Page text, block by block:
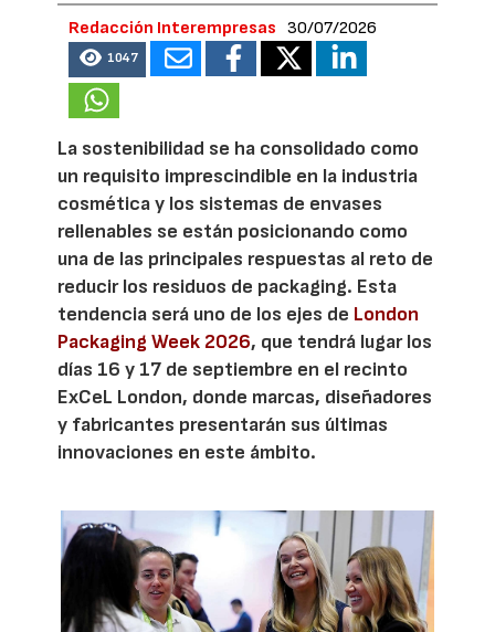
Redacción Interempresas 30/07/2026
1047
La sostenibilidad se ha consolidado como
un requisito imprescindible en la industria
cosmética y los sistemas de envases
rellenables se están posicionando como
una de las principales respuestas al reto de
reducir los residuos de packaging. Esta
tendencia será uno de los ejes de London
Packaging Week 2026, que tendrá lugar los
días 16 y 17 de septiembre en el recinto
ExCeL London, donde marcas, diseñadores
y fabricantes presentarán sus últimas
innovaciones en este ámbito.